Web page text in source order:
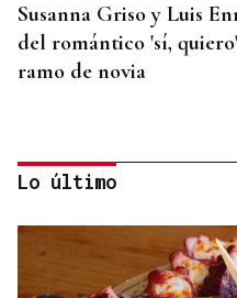
Susanna Griso y Luis
del romántico 'sí,
ramo de novia
Lo último